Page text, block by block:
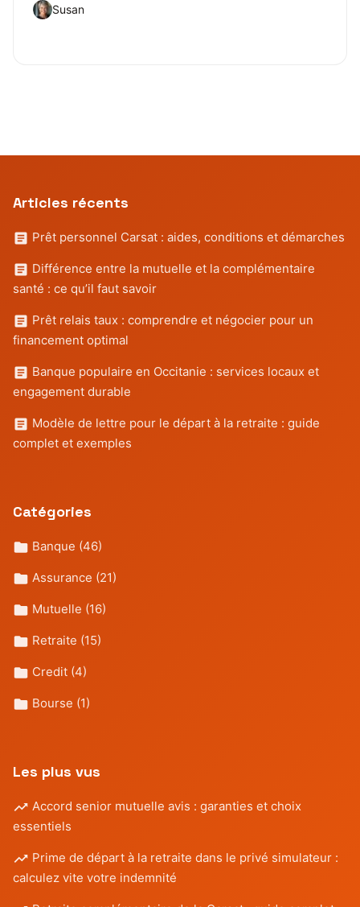
Susan
Articles récents
Prêt personnel Carsat : aides, conditions et démarches
Différence entre la mutuelle et la complémentaire
santé : ce qu’il faut savoir
Prêt relais taux : comprendre et négocier pour un
financement optimal
Banque populaire en Occitanie : services locaux et
engagement durable
Modèle de lettre pour le départ à la retraite : guide
complet et exemples
Catégories
Banque (46)
Assurance (21)
Mutuelle (16)
Retraite (15)
Credit (4)
Bourse (1)
Les plus vus
Accord senior mutuelle avis : garanties et choix
essentiels
Prime de départ à la retraite dans le privé simulateur :
calculez vite votre indemnité